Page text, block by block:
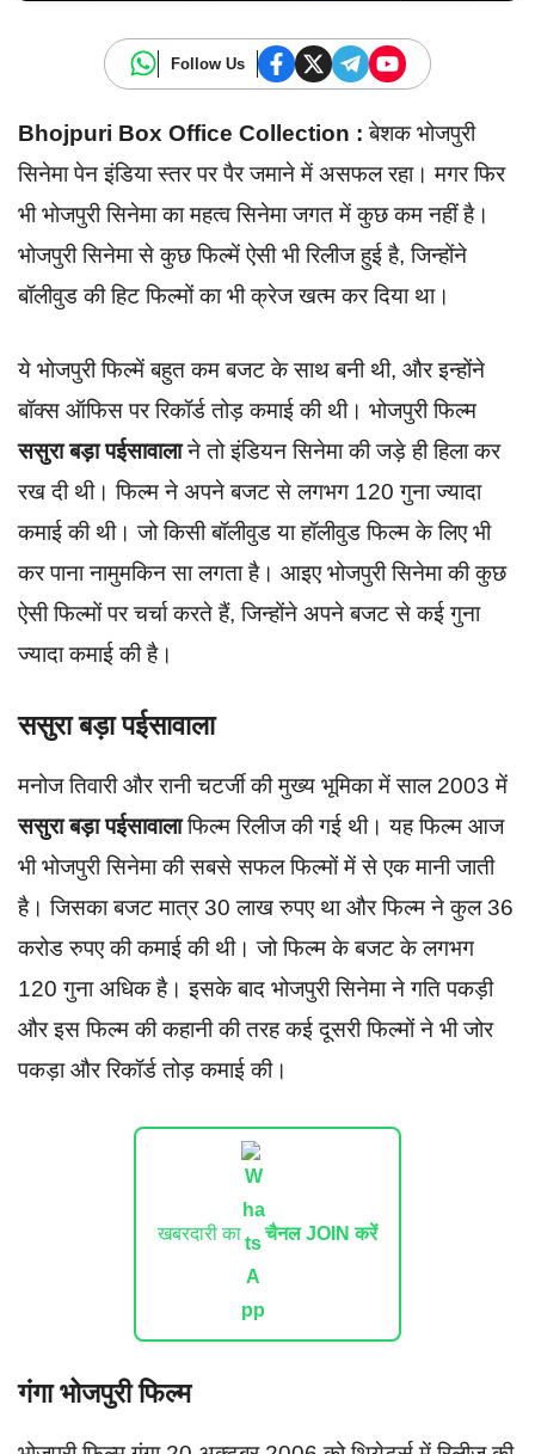
Follow Us
Bhojpuri Box Office Collection :बेशक भोजपुरी
सिनेमा पेन इंडिया स्तर पर पैर जमाने में असफल रहा। मगर फिर
भी भोजपुरी सिनेमा का महत्व सिनेमा जगत में कुछ कम नहीं है।
भोजपुरी सिनेमा से कुछ फिल्में ऐसी भी रिलीज हुई है, जिन्होंने
बॉलीवुड की हिट फिल्मों का भी क्रेज खत्म कर दिया था।
ये भोजपुरी फिल्में बहुत कम बजट के साथ बनी थी, और इन्होंने
बॉक्स ऑफिस पर रिकॉर्ड तोड़ कमाई की थी। भोजपुरी फिल्म
ससुरा बड़ा पईसावालाने तो इंडियन सिनेमा की जड़े ही हिला कर
रख दी थी। फिल्म ने अपने बजट से लगभग 120 गुना ज्यादा
कमाई की थी। जो किसी बॉलीवुड या हॉलीवुड फिल्म के लिए भी
कर पाना नामुमकिन सा लगता है। आइए भोजपुरी सिनेमा की कुछ
ऐसी फिल्मों पर चर्चा करते हैं, जिन्होंने अपने बजट से कई गुना
ज्यादा कमाई की है।
ससुरा बड़ा पईसावाला
मनोज तिवारी और रानी चटर्जी की मुख्य भूमिका में साल 2003 में
ससुरा बड़ा पईसावालाफिल्म रिलीज की गई थी। यह फिल्म आज
भी भोजपुरी सिनेमा की सबसे सफल फिल्मों में से एक मानी जाती
है। जिसका बजट मात्र 30 लाख रुपए था और फिल्म ने कुल 36
करोड रुपए की कमाई की थी। जो फिल्म के बजट के लगभग
120 गुना अधिक है। इसके बाद भोजपुरी सिनेमा ने गति पकड़ी
और इस फिल्म की कहानी की तरह कई दूसरी फिल्मों ने भी जोर
पकड़ा और रिकॉर्ड तोड़ कमाई की।
खबरदारी का चैनल JOIN करें
गंगा भोजपुरी फिल्म